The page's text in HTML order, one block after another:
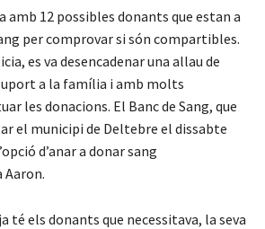
amb 12 possibles donants que estan a
per comprovar si són compartibles.
es va desencadenar una allau de
a la família i amb molts
les donacions. El Banc de Sang, que
el municipi de Deltebre el dissabte
d’anar a donar sang
Aaron.
té els donants que necessitava, la seva